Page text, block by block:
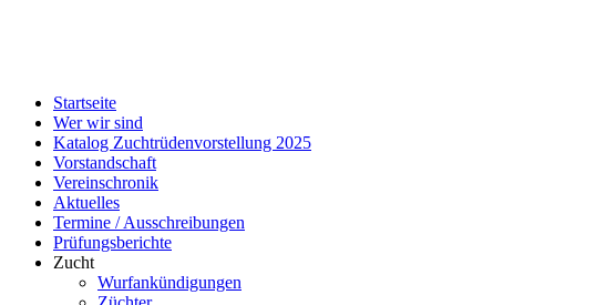
Startseite
Wer wir sind
Katalog Zuchtrüdenvorstellung 2025
Vorstandschaft
Vereinschronik
Aktuelles
Termine / Ausschreibungen
Prüfungsberichte
Zucht
Wurfankündigungen